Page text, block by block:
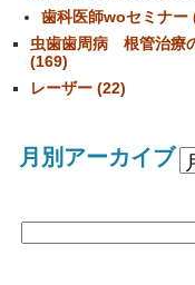
歯科医師woセミナー
虫歯歯周病 根管治療
(169)
レーザー (22)
月別アーカイブ